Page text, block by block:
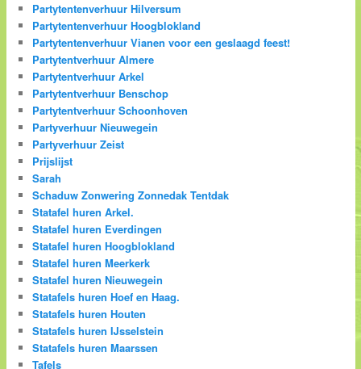
Partytentenverhuur Hilversum
Partytentenverhuur Hoogblokland
Partytentenverhuur Vianen voor een geslaagd feest!
Partytentverhuur Almere
Partytentverhuur Arkel
Partytentverhuur Benschop
Partytentverhuur Schoonhoven
Partyverhuur Nieuwegein
Partyverhuur Zeist
Prijslijst
Sarah
Schaduw Zonwering Zonnedak Tentdak
Statafel huren Arkel.
Statafel huren Everdingen
Statafel huren Hoogblokland
Statafel huren Meerkerk
Statafel huren Nieuwegein
Statafels huren Hoef en Haag.
Statafels huren Houten
Statafels huren IJsselstein
Statafels huren Maarssen
Tafels